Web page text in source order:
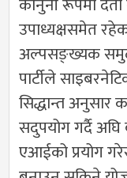
उपाध्यक्षसमेत
अल्पसङ्ख्यक
पार्टीले
सिद्धान्त अनुसार
सदुपयोग गर्दै
एआईको प्रयोग